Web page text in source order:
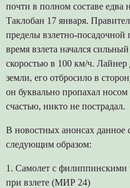
почти в полном составе едва
Таклобан 17 января.
пределы взлетно-
время взлета начался
скоростью в 100 км/ч. Лайнер
земли, его отбросило в
он буквально пропахал
счастью, никто не пострадал.
В новостных анонсах данное
следующим образом:
1. Самолет с
при взлете (МИР 24)